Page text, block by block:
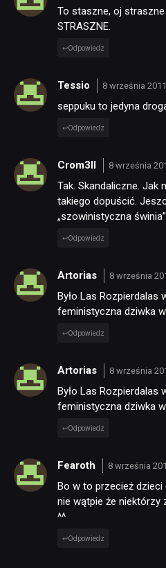
To staszne, oj straszne
STRASZNE.
Odpowiedz
Tessio 8 września
seppuku to jedyna
Odpowiedz
Crom3ll 8 września
Tak. Skandaliczne. Jak
takiego dopuścić.
„szowinistyczna
Odpowiedz
Artorias 8 września
Było Las Rozpierdalas
feministyczna dziwka
Odpowiedz
Artorias 8 września
Było Las Rozpierdalas
feministyczna dziwka
Odpowiedz
Fearoth 8 września
Bo w to przecież
nie wątpie że niektórzy
^^
Odpowiedz